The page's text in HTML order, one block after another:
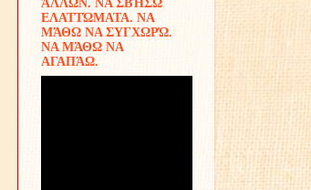
ΆΛΛΩΝ. ΝΑ ΣΒΉΣΩ
ΕΛΑΤΤΏΜΑΤΑ. ΝΑ
ΜΆΘΩ ΝΑ ΣΥΓΧΩΡΏ.
ΝΑ ΜΆΘΩ ΝΑ
ΑΓΑΠΆΩ.